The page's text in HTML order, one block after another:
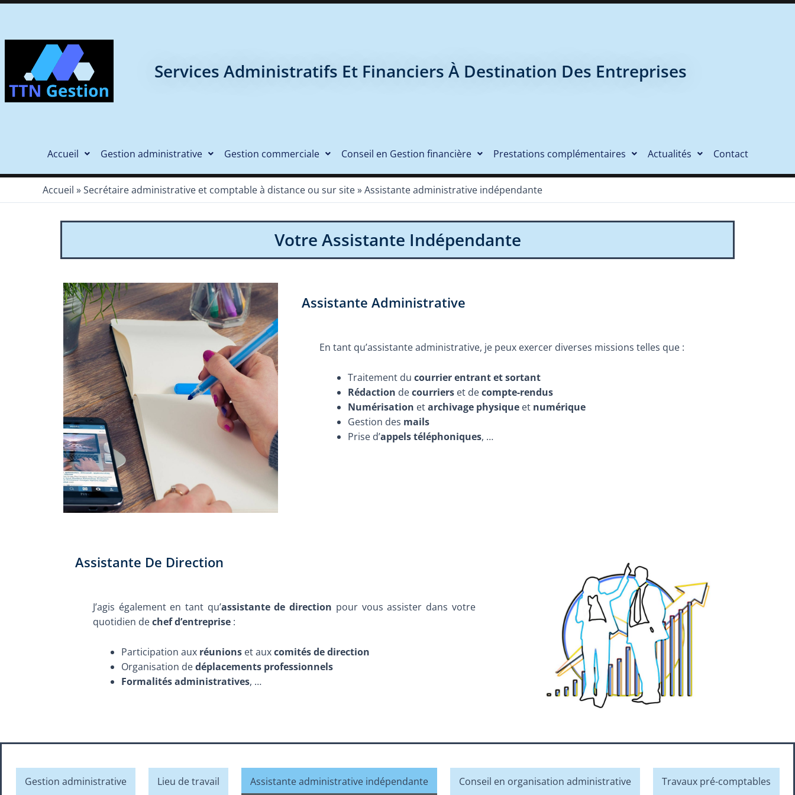
Services Administratifs Et Financiers À Destination Des Entreprises
Accueil Gestion administrative Gestion commerciale Conseil en Gestion financière Prestations complémentaires Actualités Contact
Accueil »Secrétaire administrative et comptable à distance ou sur site»Assistante administrative indépendante
Votre Assistante Indépendante
Assistante Administrative
En tant qu’assistante administrative, je peux exercer diverses missions telles que :
Traitement ducourrier entrant et sortant
Rédaction decourriers et decompte-rendus
Numérisation etarchivage physique et numérique
Gestion des mails
Prise d’appels téléphoniques, …
Assistante De Direction
J’agis également en tant qu’assistante de direction pour vous assister dans votre
quotidien dechef d’entreprise :
Participation aux réunions et auxcomités de direction
Organisation dedéplacements professionnels
Formalités administratives, …
Gestion administrative Lieu de travail Assistante administrative indépendante Conseil en organisation administrative Travaux pré-comptables